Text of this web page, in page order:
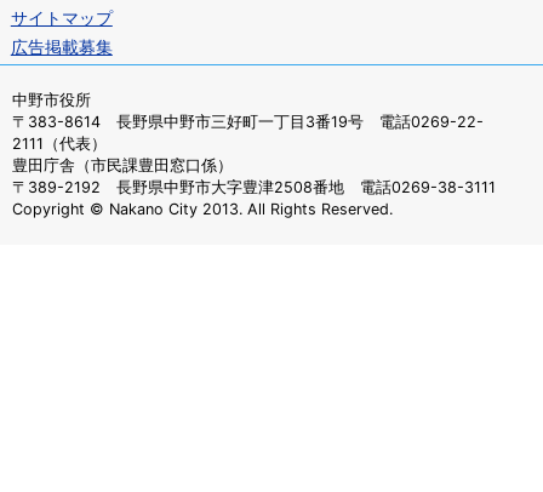
サイトマップ
広告掲載募集
中野市役所
〒383-8614 長野県中野市三好町一丁目3番19号 電話0269-22-
2111（代表）
豊田庁舎（市民課豊田窓口係）
〒389-2192 長野県中野市大字豊津2508番地 電話0269-38-3111
Copyright © Nakano City 2013. All Rights Reserved.